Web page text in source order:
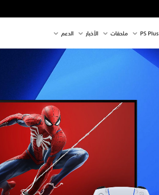
PS Plus ملحقات الأخبار الدعم